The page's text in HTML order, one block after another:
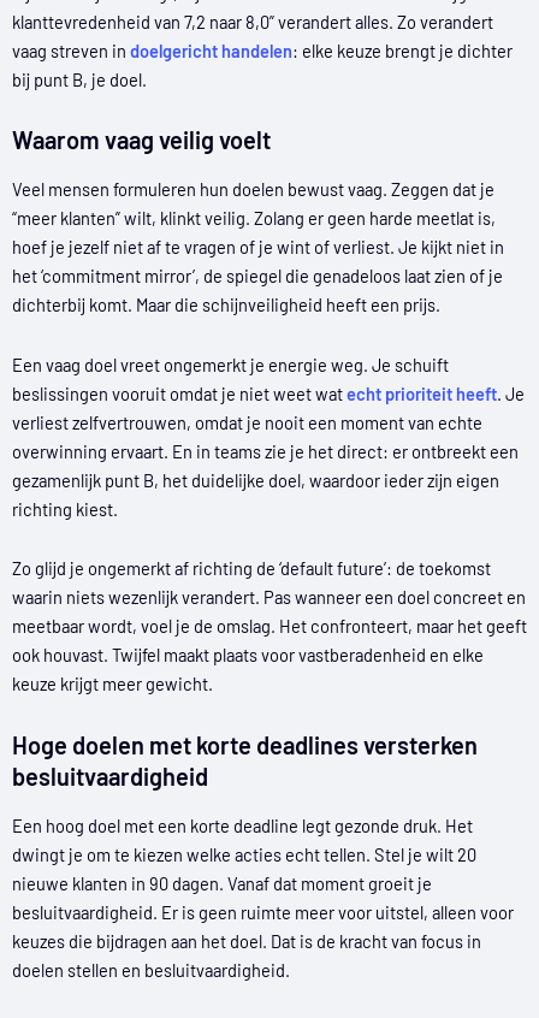
klanttevredenheid van 7,2 naar 8,0” verandert alles. Zo verandert
vaag streven in doelgericht handelen: elke keuze brengt je dichter
bij punt B, je doel.
Waarom vaag veilig voelt
Veel mensen formuleren hun doelen bewust vaag. Zeggen dat je
“meer klanten” wilt, klinkt veilig. Zolang er geen harde meetlat is,
hoef je jezelf niet af te vragen of je wint of verliest. Je kijkt niet in
het ‘commitment mirror’, de spiegel die genadeloos laat zien of je
dichterbij komt. Maar die schijnveiligheid heeft een prijs.
Een vaag doel vreet ongemerkt je energie weg. Je schuift
beslissingen vooruit omdat je niet weet watecht prioriteit heeft. Je
verliest zelfvertrouwen, omdat je nooit een moment van echte
overwinning ervaart. En in teams zie je het direct: er ontbreekt een
gezamenlijk punt B, het duidelijke doel, waardoor ieder zijn eigen
richting kiest.
Zo glijd je ongemerkt af richting de ‘default future’: de toekomst
waarin niets wezenlijk verandert. Pas wanneer een doel concreet en
meetbaar wordt, voel je de omslag. Het confronteert, maar het geeft
ook houvast. Twijfel maakt plaats voor vastberadenheid en elke
keuze krijgt meer gewicht.
Hoge doelen met korte deadlines versterken
besluitvaardigheid
Een hoog doel met een korte deadline legt gezonde druk. Het
dwingt je om te kiezen welke acties echt tellen. Stel je wilt 20
nieuwe klanten in 90 dagen. Vanaf dat moment groeit je
besluitvaardigheid. Er is geen ruimte meer voor uitstel, alleen voor
keuzes die bijdragen aan het doel. Dat is de kracht van focus in
doelen stellen en besluitvaardigheid.